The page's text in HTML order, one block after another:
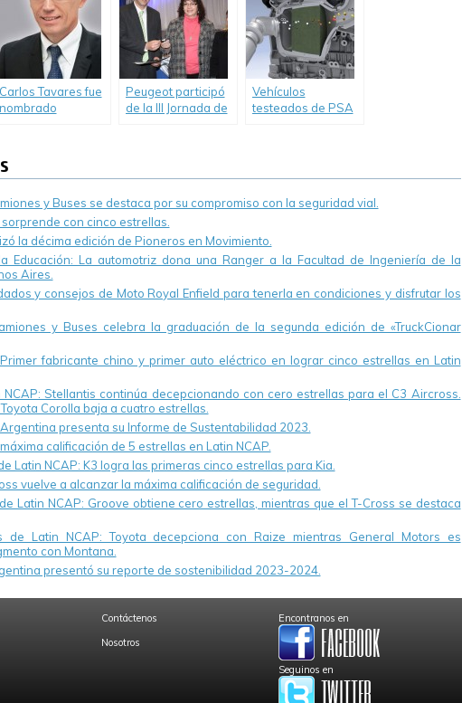
técnicas
talleres de
Peugeot.
Carlos Tavares fue
nombrado
mundo en
Peugeot participó
de la III Jornada de
Vehículos
testeados de PSA
y Buses se destaca por su compromiso con la seguridad vial.
con cinco estrellas.
la décima edición de Pioneros en Movimiento.
Educación: La automotriz dona una Ranger a la Facultad de Ingeniería de la
Aires.
y consejos de Moto Royal Enfield para tenerla en condiciones y disfrutar los
y Buses celebra la graduación de la segunda edición de «TruckCionar
fabricante chino y primer auto eléctrico en lograr cinco estrellas en Latin
NCAP: Stellantis continúa decepcionando con cero estrellas para el C3 Aircross.
Corolla baja a cuatro estrellas.
presenta su Informe de Sustentabilidad 2023.
calificación de 5 estrellas en Latin NCAP.
Latin NCAP: K3 logra las primeras cinco estrellas para Kia.
vuelve a alcanzar la máxima calificación de seguridad.
Latin NCAP: Groove obtiene cero estrellas, mientras que el T-Cross se destaca
de Latin NCAP: Toyota decepciona con Raize mientras General Motors es
con Montana.
presentó su reporte de sostenibilidad 2023-2024.
Contáctenos
Nosotros
Encontranos en
Seguinos en